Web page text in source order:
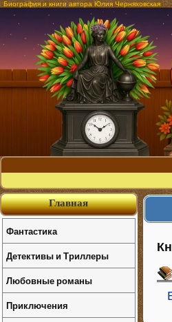
Биография и книги автора Юлия Черняховская
Главная
Фантастика
Детективы и Триллеры
Любовные романы
Приключения